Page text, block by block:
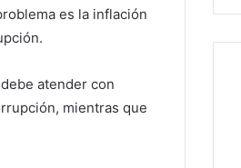
es la inflación
atender con
mientras que